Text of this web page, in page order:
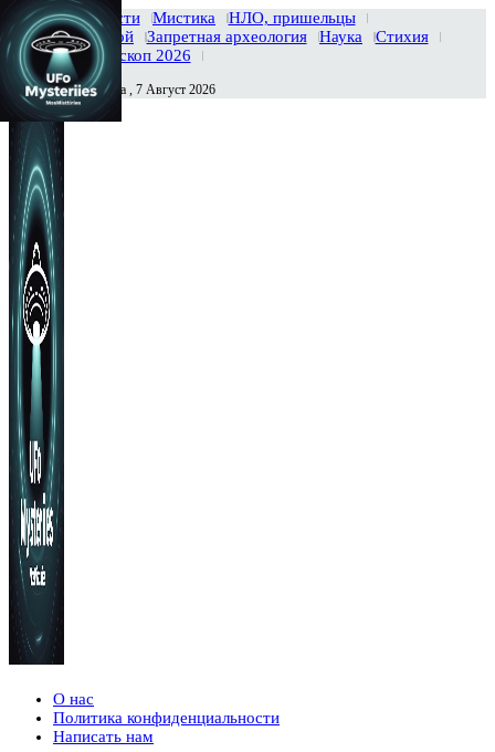
Главная Новости Мистика
НЛО, пришельцы
Тайны вселенной
Запретная археология Наука
Стихия
История
Гороскоп 2026
Сегодня Пятница , 7 Август 2026
О нас
Политика конфиденциальности
Написать нам